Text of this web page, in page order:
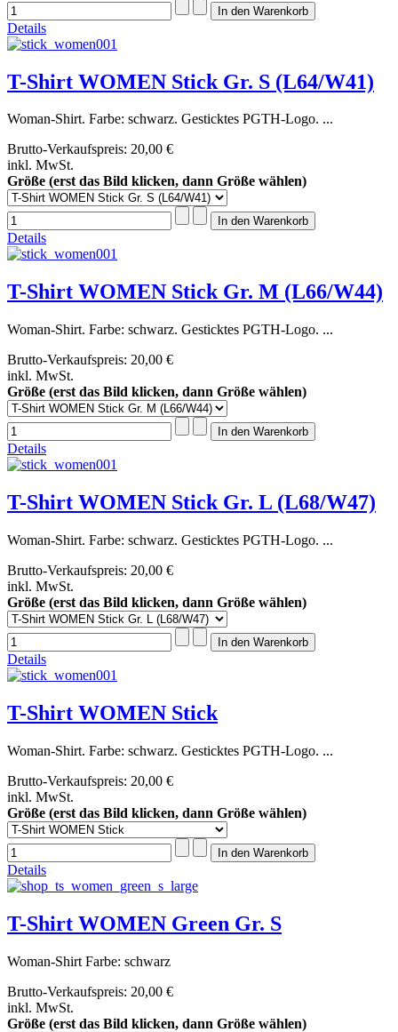
Details
T-Shirt WOMEN Stick Gr. S (L64/W41)
Woman-Shirt. Farbe: schwarz. Gesticktes PGTH-Logo. ...
Brutto-Verkaufspreis: 20,00 €
inkl. MwSt.
Größe (erst das Bild klicken, dann Größe wählen)
Details
T-Shirt WOMEN Stick Gr. M (L66/W44)
Woman-Shirt. Farbe: schwarz. Gesticktes PGTH-Logo. ...
Brutto-Verkaufspreis: 20,00 €
inkl. MwSt.
Größe (erst das Bild klicken, dann Größe wählen)
Details
T-Shirt WOMEN Stick Gr. L (L68/W47)
Woman-Shirt. Farbe: schwarz. Gesticktes PGTH-Logo. ...
Brutto-Verkaufspreis: 20,00 €
inkl. MwSt.
Größe (erst das Bild klicken, dann Größe wählen)
Details
T-Shirt WOMEN Stick
Woman-Shirt. Farbe: schwarz. Gesticktes PGTH-Logo. ...
Brutto-Verkaufspreis: 20,00 €
inkl. MwSt.
Größe (erst das Bild klicken, dann Größe wählen)
Details
T-Shirt WOMEN Green Gr. S
Woman-Shirt Farbe: schwarz
Brutto-Verkaufspreis: 20,00 €
inkl. MwSt.
Größe (erst das Bild klicken, dann Größe wählen)